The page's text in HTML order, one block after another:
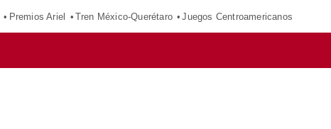
Premios Ariel Tren México-Querétaro Juegos Centroamericanos